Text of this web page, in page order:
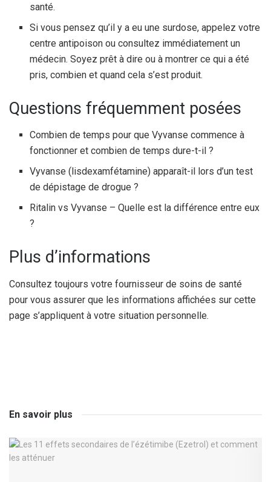
santé.
Si vous pensez qu’il y a eu une surdose, appelez votre
centre antipoison ou consultez immédiatement un
médecin. Soyez prêt à dire ou à montrer ce qui a été
pris, combien et quand cela s’est produit.
Questions fréquemment posées
Combien de temps pour que Vyvanse commence à
fonctionner et combien de temps dure-t-il ?
Vyvanse (lisdexamfétamine) apparaît-il lors d’un test
de dépistage de drogue ?
Ritalin vs Vyvanse – Quelle est la différence entre eux
?
Plus d’informations
Consultez toujours votre fournisseur de soins de santé
pour vous assurer que les informations affichées sur cette
page s’appliquent à votre situation personnelle.
En savoir plus